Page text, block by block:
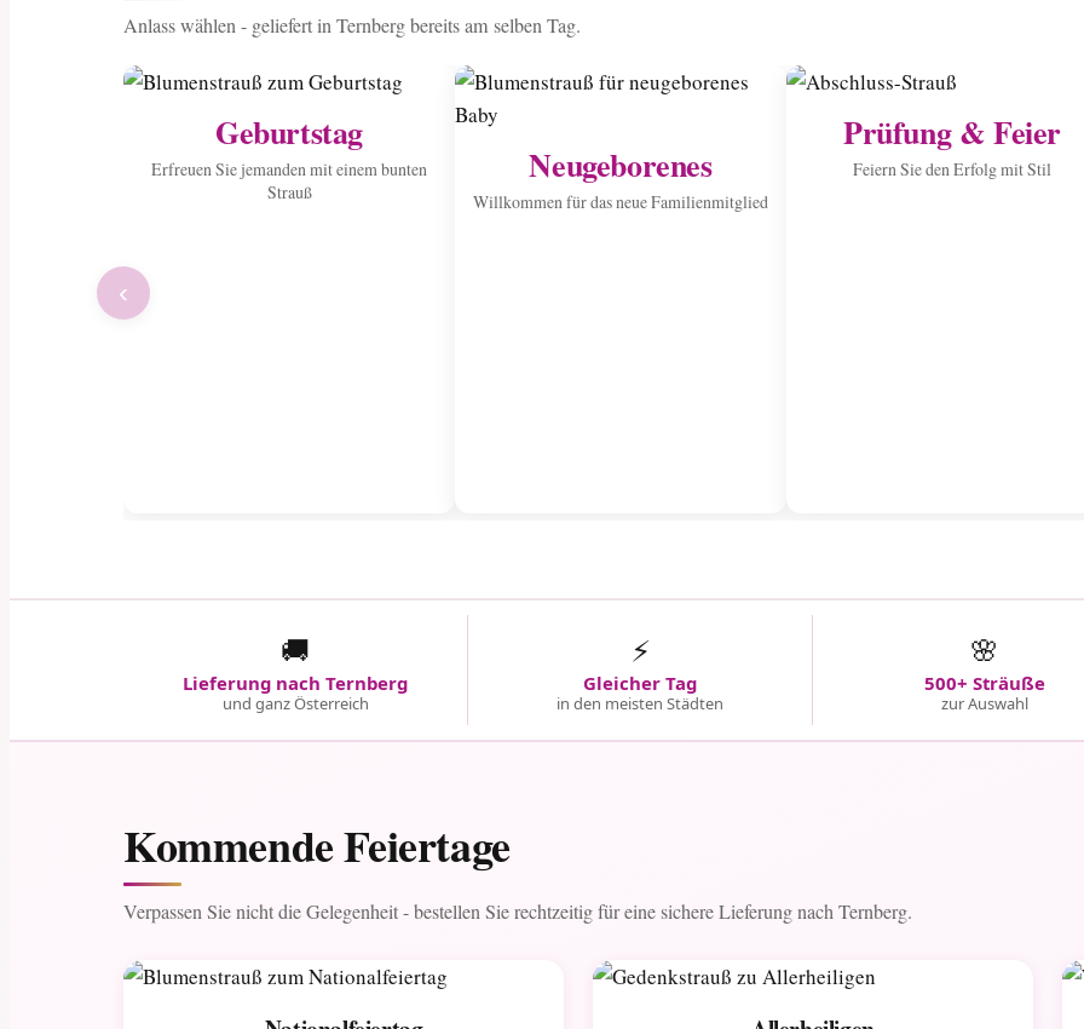
Anlass wählen - geliefert in Ternberg bereits am selben Tag.
Geburtstag
Erfreuen Sie jemanden mit einem bunten
Strauß
Neugeborenes
Willkommen für das neue Familienmitglied
Prüfung & Feier
Feiern Sie den Erfolg mit Stil
‹
🚚
Lieferung nach Ternberg
und ganz Österreich
⚡
Gleicher Tag
in den meisten Städten
🌸
500+ Sträuße
zur Auswahl
Kommende Feiertage
Verpassen Sie nicht die Gelegenheit - bestellen Sie rechtzeitig für eine sichere Lieferung nach Ternberg.